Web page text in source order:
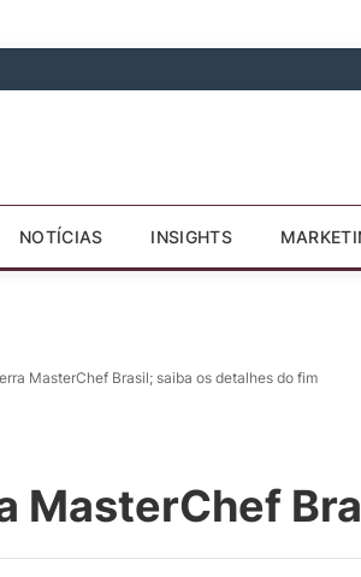
NOTÍCIAS INSIGHTS
MasterChef Brasil; saiba os detalhes do fim
MasterChef